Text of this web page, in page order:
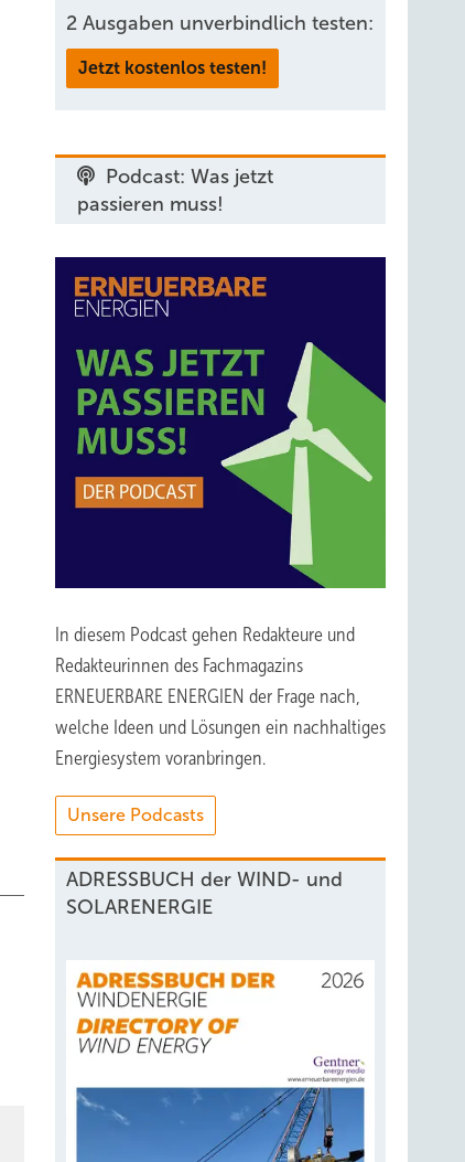
2 Ausgaben unverbindlich testen:
Jetzt kostenlos testen!
Podcast: Was jetzt
passieren muss!
In diesem Podcast gehen Redakteure und
Redakteurinnen des Fachmagazins
ERNEUERBARE ENERGIEN der Frage nach,
welche Ideen und Lösungen ein nachhaltiges
Energiesystem voranbringen.
Unsere Podcasts
ADRESSBUCH der WIND- und
SOLARENERGIE